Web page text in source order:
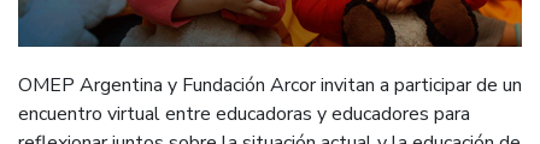
OMEP Argentina y Fundación Arcor invitan a participar de un
encuentro virtual entre educadoras y educadores para